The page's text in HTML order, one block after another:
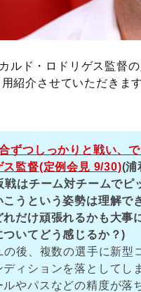
ルド・ロドリゲス監督
紹介させていただきます
合ずつしっかりと戦い、
ス監督(定例会見 9/30)(浦
戦はチーム対チームでピ
こうという姿勢は理解で
れだけ頑張れるかも大事
ついてどう感じるか？)
の後、複数の選手に新
ディションを落としてし
ルやパスなどの精度が落